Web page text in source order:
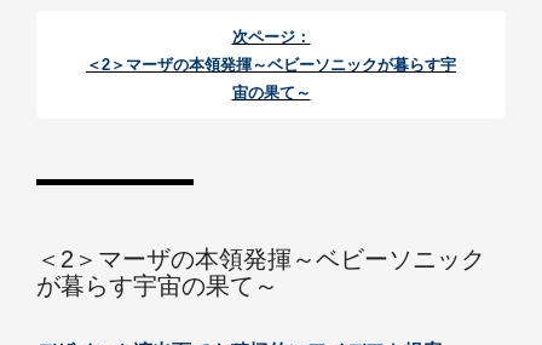
次ページ：
＜2＞マーザの本領発揮～ベビーソニックが暮らす宇
宙の果て～
＜2＞マーザの本領発揮～ベビーソニック
が暮らす宇宙の果て～